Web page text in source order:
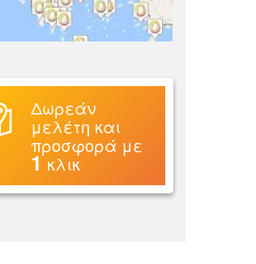
Δωρεάν
μελέτη και
προσφορά με
1κλικ